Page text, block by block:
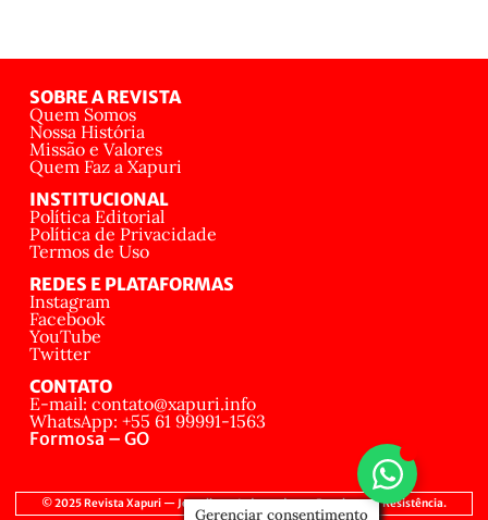
SOBRE A REVISTA
Quem Somos
Nossa História
Missão e Valores
Quem Faz a Xapuri
INSTITUCIONAL
Política Editorial
Política de Privacidade
Termos de Uso
REDES E PLATAFORMAS
Instagram
Facebook
YouTube
Twitter
CONTATO
E-mail: contato@xapuri.info
WhatsApp: +55 61 99991-1563
Formosa – GO
© 2025 Revista Xapuri — Jornalismo Independente, Popular e de Resistência.
Gerenciar consentimento